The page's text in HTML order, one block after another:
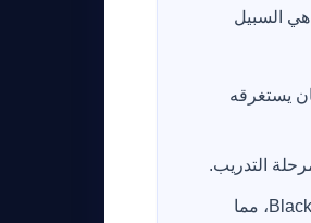
هي السبيل
يستغرقه
التدريب.
تم بناء Flashlight خصيصاً لأحدث معماريات H200 وBlackwell، مما